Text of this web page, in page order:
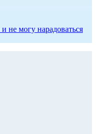
не могу нарадоваться